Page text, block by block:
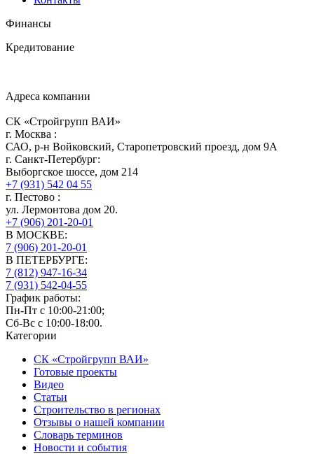
Финансы
Кредитование
Адреса компании
СК «Стройгрупп ВАИ»
г. Москва :
САО, р-н Войковский, Старопетровский проезд, дом 9А
г. Санкт-Петербург:
Выборгское шоссе, дом 214
+7 (931) 542 04 55
г. Пестово :
ул. Лермонтова дом 20.
+7 (906) 201-20-01
В МОСКВЕ:
7 (906) 201-20-01
В ПЕТЕРБУРГЕ:
7 (812) 947-16-34
7 (931) 542-04-55
График работы:
Пн-Пт с 10:00-21:00;
Сб-Вс с 10:00-18:00.
Категории
СК «Стройгрупп ВАИ»
Готовые проекты
Видео
Статьи
Строительство в регионах
Отзывы о нашей компании
Словарь терминов
Новости и события